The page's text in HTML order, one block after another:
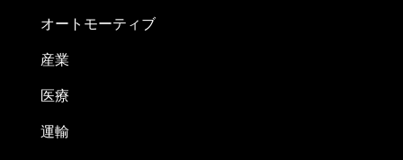
オートモーティブ
産業
医療
運輸